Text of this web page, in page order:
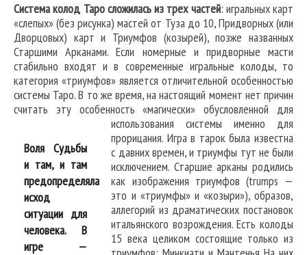
Система колод Таро сложилась из трех частей: игральных карт
«слепых» (без рисунка) мастей от Туза до 10, Придворных (или
Дворцовых) карт и Триумфов (козырей), позже названных
Старшими Арканами. Если номерные и придворные масти
стабильно входят и в современные игральные колоды, то
категория «триумфов» является отличительной особенностью
системы Таро. В то же время, на настоящий момент нет причин
считать эту особенность «магически» обусловленной для
использования системы именно для
Воля Судьбы
и там, и там
предопределяла
исход
ситуации для
человека. В
игре —
прорицания. Игра в тарок была известна
с давних времен, и триумфы тут не были
исключением. Старшие арканы родились
как изображения триумфов (trumps —
это и «триумфы» и «козыри»), образов,
аллегорий из драматических постановок
итальянского возрождения. Есть колоды
15 века целиком состоящие только из